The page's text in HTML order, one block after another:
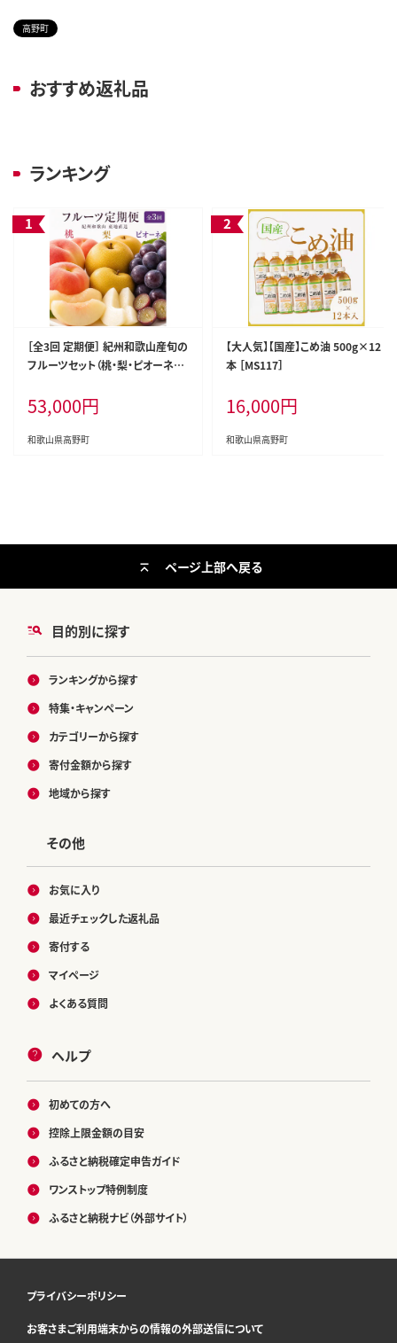
高野町
おすすめ返礼品
ランキング
［全3回 定期便］ 紀州和歌山産旬の
フルーツセット（桃・梨・ピオーネ）
53,000円
和歌山県高野町
【大人気】【国産】こめ油 500g×12
本 ［MS117］
16,000円
和歌山県高野町
目的別に探す
ランキングから探す
特集・キャンペーン
カテゴリーから探す
寄付金額から探す
地域から探す
その他
お気に入り
最近チェックした返礼品
寄付する
マイページ
よくある質問
ヘルプ
初めての方へ
控除上限金額の目安
ふるさと納税確定申告ガイド
ワンストップ特例制度
ふるさと納税ナビ（外部サイト）
ページ上部へ戻る
プライバシーポリシー
お客さまご利用端末からの情報の外部送信について